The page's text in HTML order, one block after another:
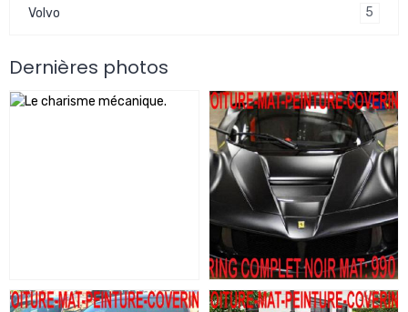
Volvo 5
Dernières photos